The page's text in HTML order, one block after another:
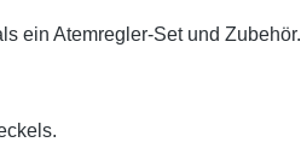
ein Atemregler-Set und Zubehör.